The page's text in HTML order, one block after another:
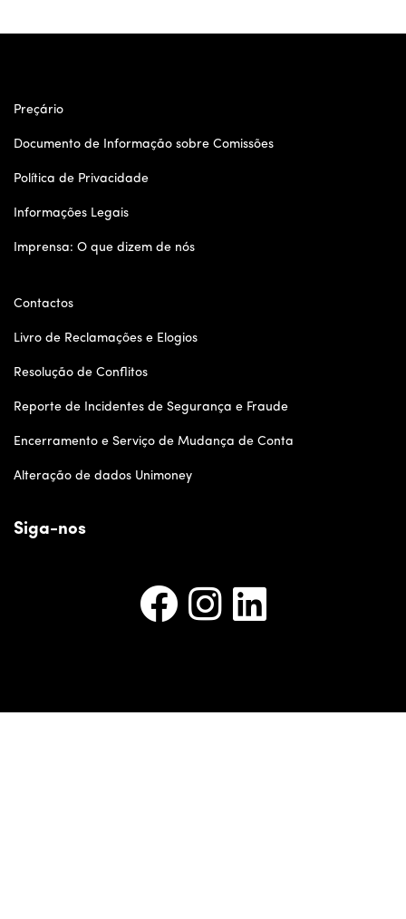
Preçário
Documento de Informação sobre Comissões
Política de Privacidade
Informações Legais
Imprensa: O que dizem de nós
Contactos
Livro de Reclamações e Elogios
Resolução de Conflitos
Reporte de Incidentes de Segurança e Fraude
Encerramento e Serviço de Mudança de Conta
Alteração de dados Unimoney
Siga-nos